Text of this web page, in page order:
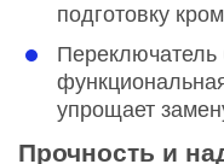
подготовку
Переключатель
упрощает
Прочность и